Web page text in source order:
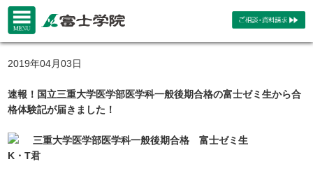
2019年04月03日
速報！国立三重大学医学部医学科一般後期合格の富士ゼミ生から合
格体験記が届きました！
三重大学医学部医学科一般後期合格 富士ゼミ生
K・T君